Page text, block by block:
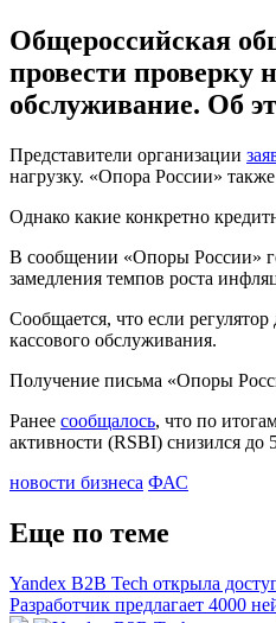
Общероссийская
провести проверку
обслуживание. Об
Представители организации
нагрузку. «Опора России»
Однако какие конкретно
В сообщении «Опоры России»
замедления темпов роста
Сообщается, что если
кассового обслуживания.
Получение письма «Опоры
Ранее сообщалось, что по
активности (RSBI) снизился до
новости бизнеса ФАС
Еще по теме
Yandex B2B Tech открыла
Разработчик предлагает 4000